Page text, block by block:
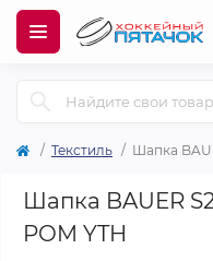
Текстиль Шапка
Шапка BAUER
POM YTH